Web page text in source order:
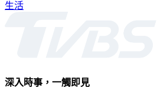
生活
深入時事，一觸即見